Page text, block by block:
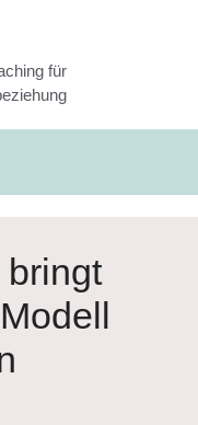
für